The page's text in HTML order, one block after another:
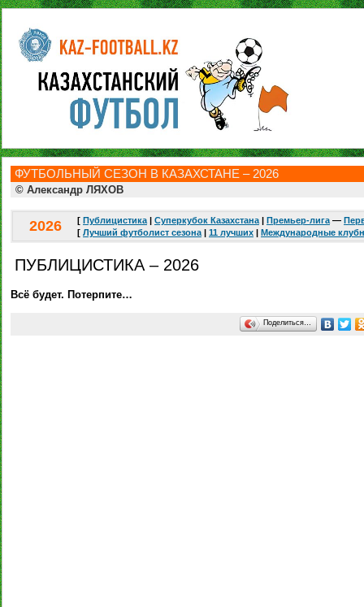
ФУТБОЛЬНЫЙ СЕЗОН В КАЗАХСТАНЕ – 2026
© Александр ЛЯХОВ
2026 [ Публицистика | Суперкубок Казахстана | Премьер-лига —
[ Лучший футболист сезона | 11 лучших | Международные
ПУБЛИЦИСТИКА – 2026
Всё будет. Потерпите…
Поделиться…